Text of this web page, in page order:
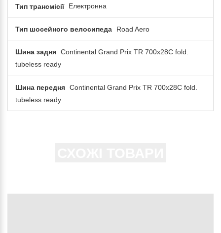
Тип трансмісії Електронна
Тип шосейного велосипеда Road Aero
Шина задня Continental Grand Prix TR 700x28C fold.
tubeless ready
Шина передня Continental Grand Prix TR 700x28C fold.
tubeless ready